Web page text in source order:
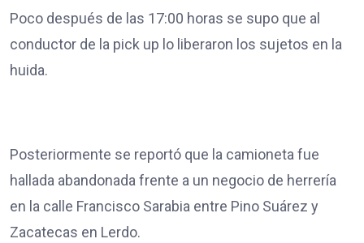
Poco después de las 17:00 horas se supo que al
conductor de la pick up lo liberaron los sujetos en la
huida.
Posteriormente se reportó que la camioneta fue
hallada abandonada frente a un negocio de herrería
en la calle Francisco Sarabia entre Pino Suárez y
Zacatecas en Lerdo.